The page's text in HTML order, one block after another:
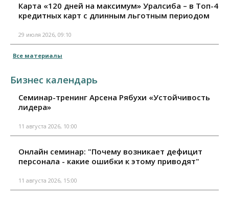
Карта «120 дней на максимум» Уралсиба – в Топ-4
кредитных карт с длинным льготным периодом
29 июля 2026, 09:10
Все материалы
Бизнес календарь
Семинар-тренинг Арсена Рябухи «Устойчивость
лидера»
11 августа 2026, 10:00
Онлайн семинар: "Почему возникает дефицит
персонала - какие ошибки к этому приводят"
11 августа 2026, 15:00